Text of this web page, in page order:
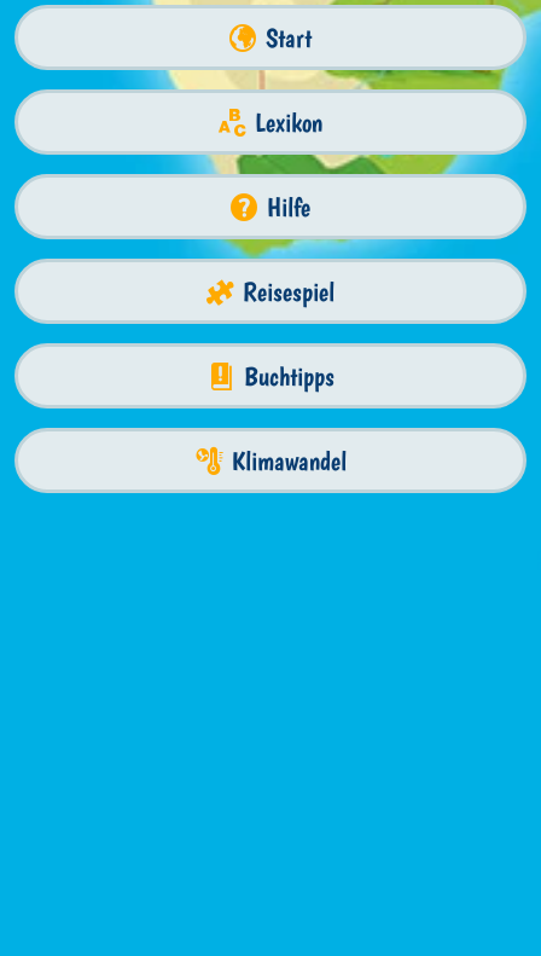
Start
Lexikon
Hilfe
Reisespiel
Buchtipps
Klimawandel